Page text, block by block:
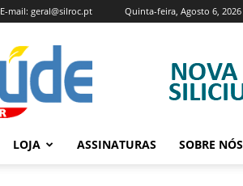
Quinta-feira, Agosto 6, 2026
E-mail: geral@silroc.pt
Revista
Saúde
e
Bem
Estar
Edição
LOJA ASSINATURAS SOBRE NÓS